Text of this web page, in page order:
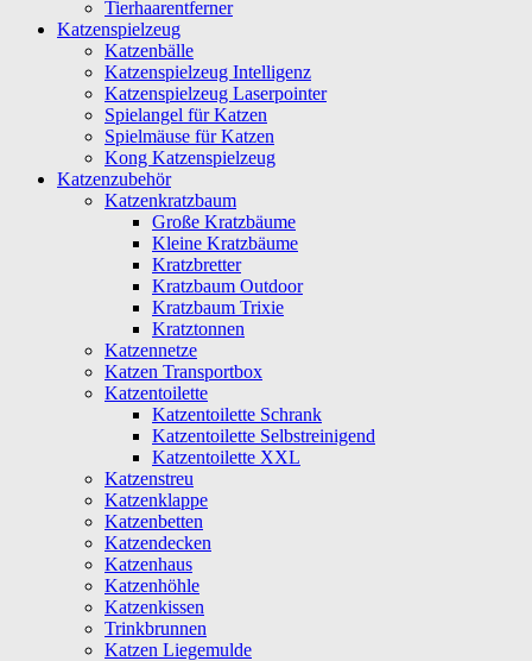
Tierhaarentferner
Katzenspielzeug
Katzenbälle
Katzenspielzeug Intelligenz
Katzenspielzeug Laserpointer
Spielangel für Katzen
Spielmäuse für Katzen
Kong Katzenspielzeug
Katzenzubehör
Katzenkratzbaum
Große Kratzbäume
Kleine Kratzbäume
Kratzbretter
Kratzbaum Outdoor
Kratzbaum Trixie
Kratztonnen
Katzennetze
Katzen Transportbox
Katzentoilette
Katzentoilette Schrank
Katzentoilette Selbstreinigend
Katzentoilette XXL
Katzenstreu
Katzenklappe
Katzenbetten
Katzendecken
Katzenhaus
Katzenhöhle
Katzenkissen
Trinkbrunnen
Katzen Liegemulde